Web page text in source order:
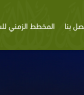
بنا المخطط الزمني